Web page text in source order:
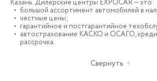
Казань. Дилерские центры EXPOCAR — это:
большой ассортимент автомобилей в
честные цены;
гарантийное и постгарантийное
автострахование КАСКО и ОСАГО,
рассрочка.
Свернуть